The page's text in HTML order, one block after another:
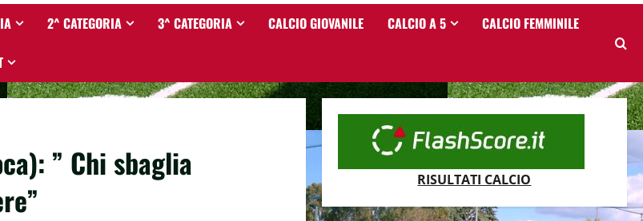
2^ CATEGORIA 3^ CATEGORIA CALCIO GIOVANILE CALCIO A 5 CALCIO FEMMINILE
” Chi sbaglia
RISULTATI CALCIO